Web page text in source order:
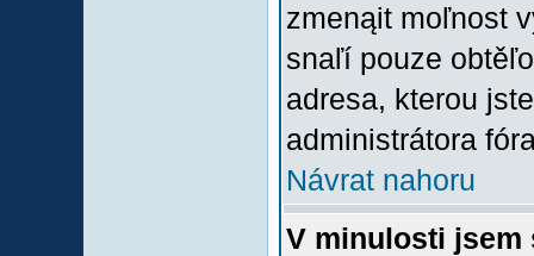
zmenąit moľnost
snaľí pouze
adresa, kterou
administrátora
Návrat nahoru
V minulosti jsem